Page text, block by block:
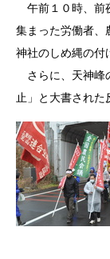
午前１０時、前
集まった労働者、
神社のしめ縄の付
さらに、天神峰
止」と大書された